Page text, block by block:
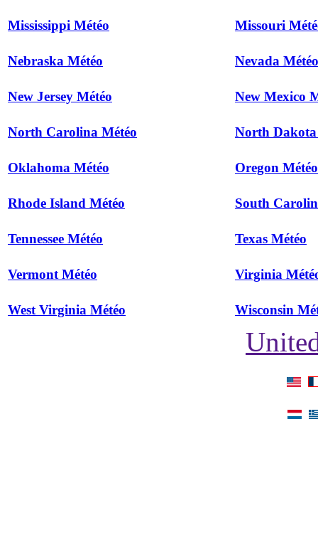
Mississippi Météo Missouri
Nebraska Météo Nevada Météo
New Jersey Météo New Mexico
North Carolina Météo North Dakota
Oklahoma Météo Oregon Météo
Rhode Island Météo South
Tennessee Météo Texas Météo
Vermont Météo Virginia
West Virginia Météo Wisconsin